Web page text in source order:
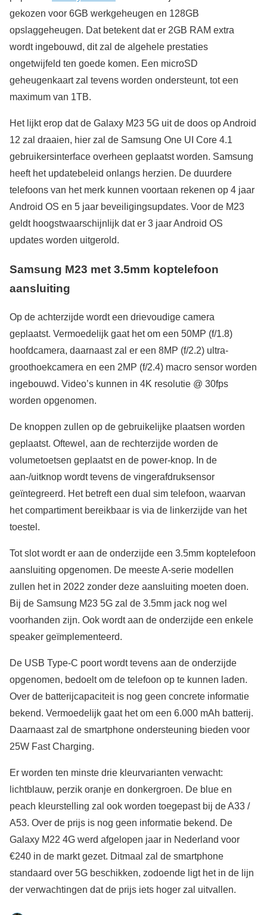
gekozen voor 6GB werkgeheugen en 128GB
opslaggeheugen. Dat betekent dat er 2GB RAM extra
wordt ingebouwd, dit zal de algehele prestaties
ongetwijfeld ten goede komen. Een microSD
geheugenkaart zal tevens worden ondersteunt, tot een
maximum van 1TB.
Het lijkt erop dat de Galaxy M23 5G uit de doos op Android
12 zal draaien, hier zal de Samsung One UI Core 4.1
gebruikersinterface overheen geplaatst worden. Samsung
heeft het updatebeleid onlangs herzien. De duurdere
telefoons van het merk kunnen voortaan rekenen op 4 jaar
Android OS en 5 jaar beveiligingsupdates. Voor de M23
geldt hoogstwaarschijnlijk dat er 3 jaar Android OS
updates worden uitgerold.
Samsung M23 met 3.5mm koptelefoon
aansluiting
Op de achterzijde wordt een drievoudige camera
geplaatst. Vermoedelijk gaat het om een 50MP (f/1.8)
hoofdcamera, daarnaast zal er een 8MP (f/2.2) ultra-
groothoekcamera en een 2MP (f/2.4) macro sensor worden
ingebouwd. Video’s kunnen in 4K resolutie @ 30fps
worden opgenomen.
De knoppen zullen op de gebruikelijke plaatsen worden
geplaatst. Oftewel, aan de rechterzijde worden de
volumetoetsen geplaatst en de power-knop. In de
aan-/uitknop wordt tevens de vingerafdruksensor
geïntegreerd. Het betreft een dual sim telefoon, waarvan
het compartiment bereikbaar is via de linkerzijde van het
toestel.
Tot slot wordt er aan de onderzijde een 3.5mm koptelefoon
aansluiting opgenomen. De meeste A-serie modellen
zullen het in 2022 zonder deze aansluiting moeten doen.
Bij de Samsung M23 5G zal de 3.5mm jack nog wel
voorhanden zijn. Ook wordt aan de onderzijde een enkele
speaker geïmplementeerd.
De USB Type-C poort wordt tevens aan de onderzijde
opgenomen, bedoelt om de telefoon op te kunnen laden.
Over de batterijcapaciteit is nog geen concrete informatie
bekend. Vermoedelijk gaat het om een 6.000 mAh batterij.
Daarnaast zal de smartphone ondersteuning bieden voor
25W Fast Charging.
Er worden ten minste drie kleurvarianten verwacht:
lichtblauw, perzik oranje en donkergroen. De blue en
peach kleurstelling zal ook worden toegepast bij de A33 /
A53. Over de prijs is nog geen informatie bekend. De
Galaxy M22 4G werd afgelopen jaar in Nederland voor
€240 in de markt gezet. Ditmaal zal de smartphone
standaard over 5G beschikken, zodoende ligt het in de lijn
der verwachtingen dat de prijs iets hoger zal uitvallen.